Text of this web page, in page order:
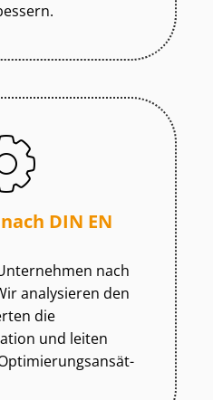
DIN EN
nach
analysieren den
die
und leiten